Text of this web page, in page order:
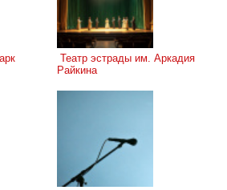
Райкина